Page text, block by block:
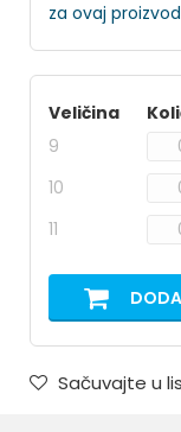
za ovaj proizvod
Veličina
9
10
11
Sačuvajte u